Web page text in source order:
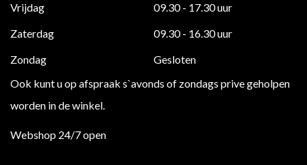
Vrijdag
09.30 - 17.30 uur
Zaterdag
09.30 - 16.30 uur
Zondag
Gesloten
Ook kunt u op afspraak s`avonds of zondags prive geholpen
worden in de winkel.
Webshop 24/7 open